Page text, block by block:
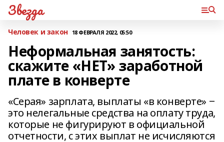
Звезда
Человек и закон 18 ФЕВРАЛЯ 2022, 05:50
Неформальная занятость:
скажите «НЕТ» заработной
плате в конверте
«Серая» зарплата, выплаты «в конверте» ‒
это нелегальные средства на оплату труда,
которые не фигурируют в официальной
отчетности, с этих выплат не исчисляются